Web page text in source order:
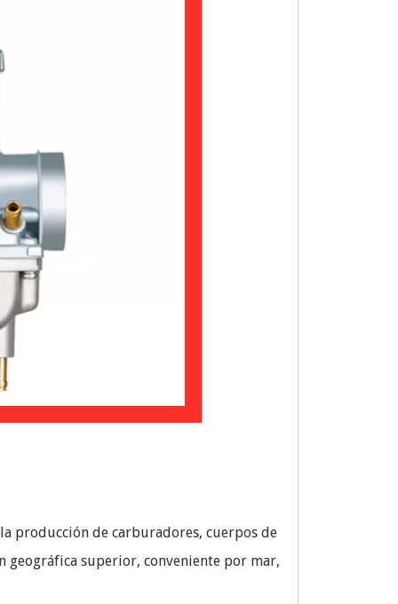
producción de carburadores, cuerpos de
geográfica superior, conveniente por mar,